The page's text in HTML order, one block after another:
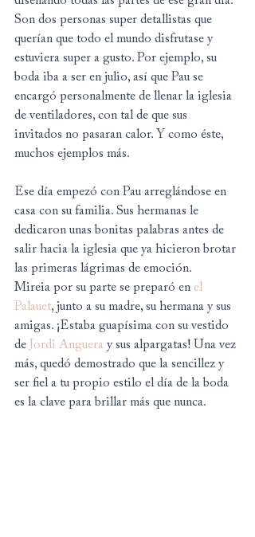
Son dos personas super detallistas que
querían que todo el mundo disfrutase y
estuviera super a gusto. Por ejemplo, su
boda iba a ser en julio, así que Pau se
encargó personalmente de llenar la iglesia
de ventiladores, con tal de que sus
invitados no pasaran calor. Y como éste,
muchos ejemplos más.
Ese día empezó con Pau arreglándose en
casa con su familia. Sus hermanas le
dedicaron unas bonitas palabras antes de
salir hacia la iglesia que ya hicieron brotar
las primeras lágrimas de emoción.
Mireia por su parte se preparó en el
Palauet, junto a su madre, su hermana y sus
amigas. ¡Estaba guapísima con su vestido
de Jordi Anguera y sus alpargatas! Una vez
más, quedó demostrado que la sencillez y
ser fiel a tu propio estilo el día de la boda
es la clave para brillar más que nunca.